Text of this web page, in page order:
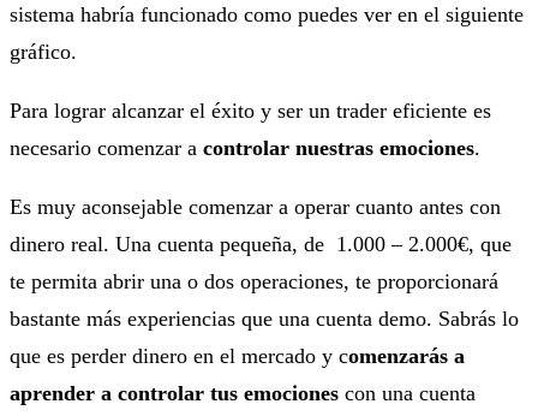
sistema habría funcionado como puedes ver en el siguiente
gráfico.
Para lograr alcanzar el éxito y ser un trader eficiente es
necesario comenzar a controlar nuestras emociones.
Es muy aconsejable comenzar a operar cuanto antes con
dinero real. Una cuenta pequeña, de 1.000 – 2.000€, que
te permita abrir una o dos operaciones, te proporcionará
bastante más experiencias que una cuenta demo. Sabrás lo
que es perder dinero en el mercado y comenzarás a
aprender a controlar tus emociones con una cuenta